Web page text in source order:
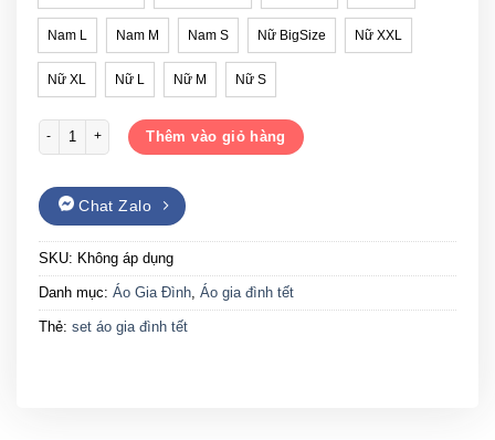
Nam L Nam M Nam S Nữ BigSize Nữ XXL
Nữ XL Nữ L Nữ M Nữ S
Set áo gia đình Tết mừng Xuân Giáp Thìn Đủ Đầy số lượng
Thêm vào giỏ hàng
Chat Zalo
SKU: Không áp dụng
Danh mục: Áo Gia Đình, Áo gia đình tết
Thẻ: set áo gia đình tết